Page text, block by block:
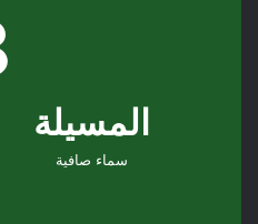
المسيلة
سماء صافية